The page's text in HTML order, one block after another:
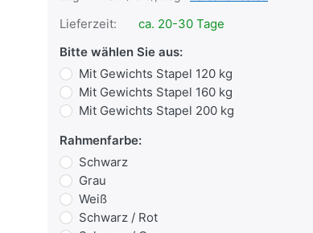
Lieferzeit:
ca. 20-30 Tage
Bitte wählen Sie aus:
Mit Gewichts Stapel 120 kg
Mit Gewichts Stapel 160 kg
Mit Gewichts Stapel 200 kg
Rahmenfarbe:
Schwarz
Grau
Weiß
Schwarz / Rot